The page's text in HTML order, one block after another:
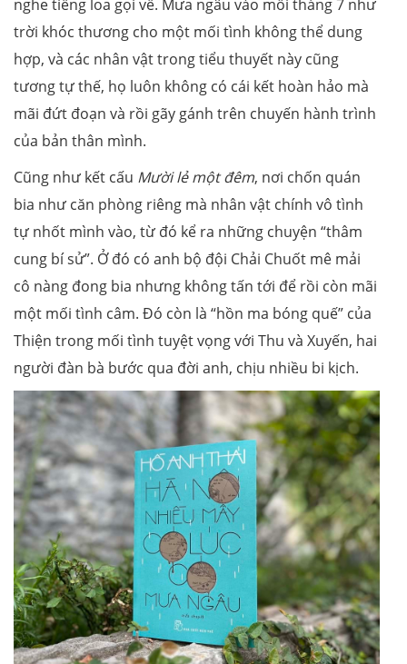
nghe tiếng loa gọi về. Mưa ngâu vào mỗi tháng 7 như
trời khóc thương cho một mối tình không thể dung
hợp, và các nhân vật trong tiểu thuyết này cũng
tương tự thế, họ luôn không có cái kết hoàn hảo mà
mãi đứt đoạn và rồi gãy gánh trên chuyến hành trình
của bản thân mình.
Cũng như kết cấu Mười lẻ một đêm, nơi chốn quán
bia như căn phòng riêng mà nhân vật chính vô tình
tự nhốt mình vào, từ đó kể ra những chuyện “thâm
cung bí sử”. Ở đó có anh bộ đội Chải Chuốt mê mải
cô nàng đong bia nhưng không tấn tới để rồi còn mãi
một mối tình câm. Đó còn là “hồn ma bóng quế” của
Thiện trong mối tình tuyệt vọng với Thu và Xuyến, hai
người đàn bà bước qua đời anh, chịu nhiều bi kịch.